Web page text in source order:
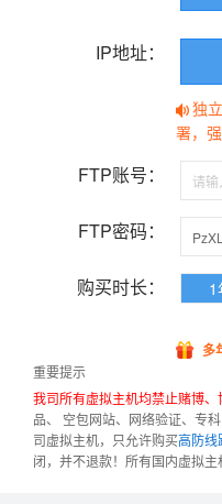
IP地址：
独
署，
FTP账号：
FTP密码：
购买时长： 1
多
重要提示
我司所有虚拟主机均禁止赌博
品、 空包网站、网络验证、专
司虚拟主机，只允许购买高防线
闭，并不退款！ 所有国内虚拟主